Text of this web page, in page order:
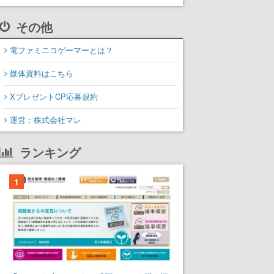
その他
電ファミニコゲーマーとは？
媒体資料はこちら
XプレゼントCP応募規約
運営：株式会社マレ
ランキング
1